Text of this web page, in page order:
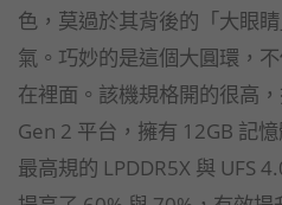
色，莫過於其背後的「大眼
氣。巧妙的是這個大圓環，
在裡面。該機規格開的很高
Gen 2 平台，擁有 12GB 記
最高規的 LPDDR5X 與 UFS